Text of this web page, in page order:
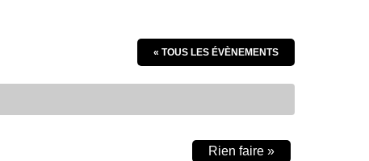
« TOUS LES ÉVÈNEMENTS
Rien faire »